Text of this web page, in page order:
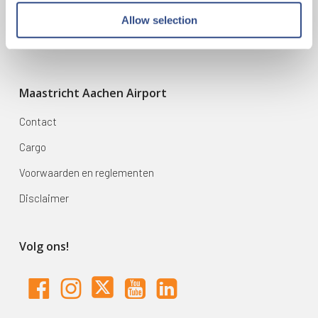
Allow selection
Maastricht Aachen Airport
Contact
Cargo
Voorwaarden en reglementen
Disclaimer
Volg ons!